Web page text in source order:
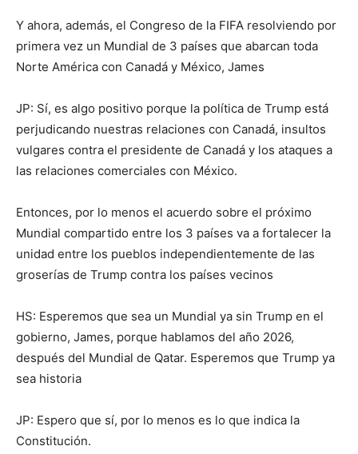
Y ahora, además, el Congreso de la FIFA resolviendo por
primera vez un Mundial de 3 países que abarcan toda
Norte América con Canadá y México, James
JP: Sí, es algo positivo porque la política de Trump está
perjudicando nuestras relaciones con Canadá, insultos
vulgares contra el presidente de Canadá y los ataques a
las relaciones comerciales con México.
Entonces, por lo menos el acuerdo sobre el próximo
Mundial compartido entre los 3 países va a fortalecer la
unidad entre los pueblos independientemente de las
groserías de Trump contra los países vecinos
HS: Esperemos que sea un Mundial ya sin Trump en el
gobierno, James, porque hablamos del año 2026,
después del Mundial de Qatar. Esperemos que Trump ya
sea historia
JP: Espero que sí, por lo menos es lo que indica la
Constitución.